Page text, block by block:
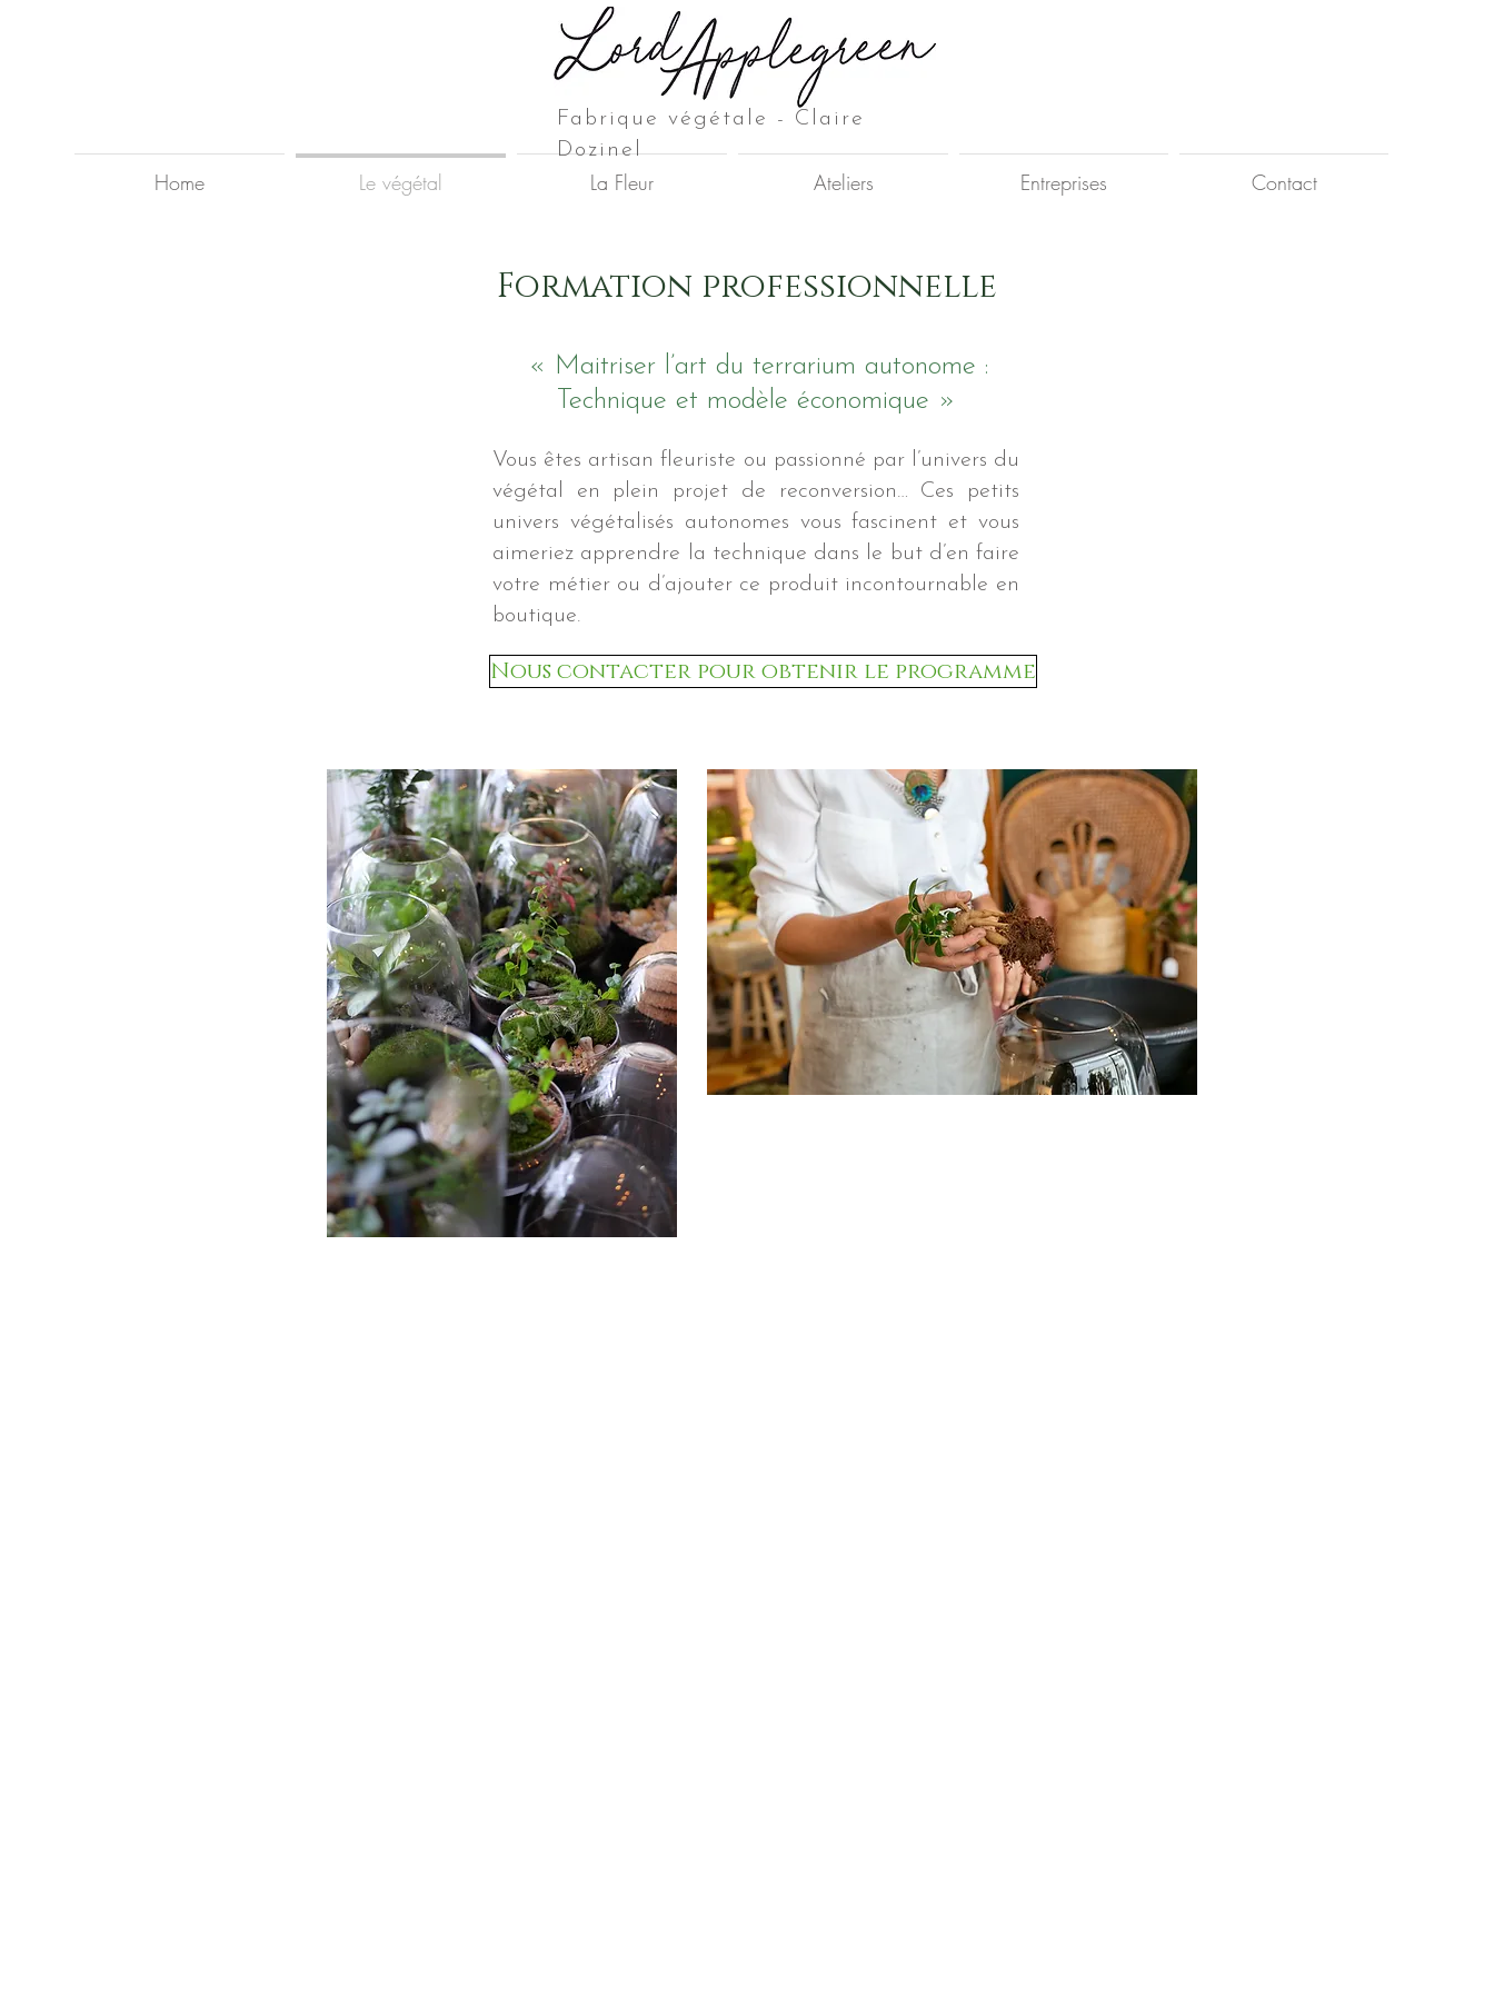
Home Le végétal La Fleur Ateliers Entreprises Contact
F abrique végétale - Claire
Dozinel
Formation professionnelle
« Maitriser l’art du terrarium autonome :
Technique et modèle économique »
Vous êtes artisan fleuriste ou passionné par l’univers du
végétal en plein projet de reconversion… Ces petits
univers végétalisés autonomes vous fascinent et vous
aimeriez apprendre la technique dans le but d’en faire
votre métier ou d’ajouter ce produit incontournable en
boutique.
Nous contacter pour obtenir le programme